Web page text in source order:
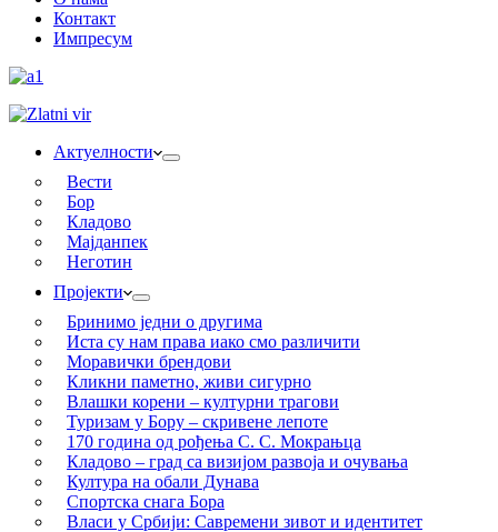
Контакт
Импресум
Актуелности
Вести
Бор
Кладово
Мајданпек
Неготин
Пројекти
Бринимо једни о другима
Иста су нам права иако смо различити
Моравички брендови
Кликни паметно, живи сигурно
Влашки корени – културни трагови
Туризам у Бору – скривене лепоте
170 година од рођења С. С. Мокрањца
Кладово – град са визијом развоја и очувања
Култура на обали Дунава
Спортска снага Бора
Власи у Србији: Савремени зивот и идентитет